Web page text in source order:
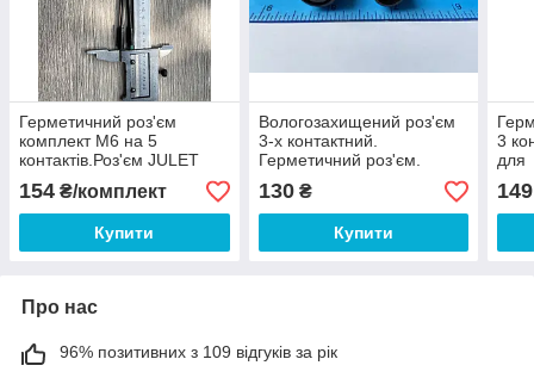
Герметичний роз'єм
комплект М6 на 5
контактів.Роз'єм JULET
для
електровелосипеда,скутера,
передавача сигналу IP65
154 ₴/комплект
Купити
Вологозахищений роз'єм
3-х контактний.
Герметичний роз'єм.
Роз'єм гарметичний 3-
контактний.M16.3pin
130₴
Купити
3
для
149
Про нас
96% позитивних з 109 відгуків за рік